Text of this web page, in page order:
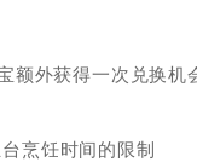
额外获得一次兑换机
烹饪时间的限制